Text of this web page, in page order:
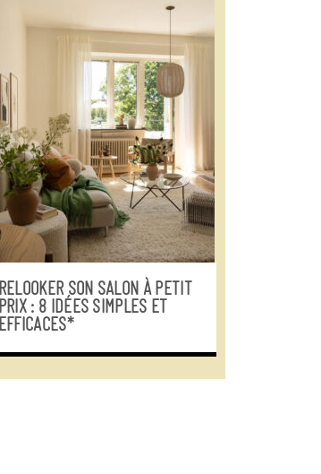
RELOOKER SON SALON À PETIT
PRIX : 8 IDÉES SIMPLES ET
EFFICACES*